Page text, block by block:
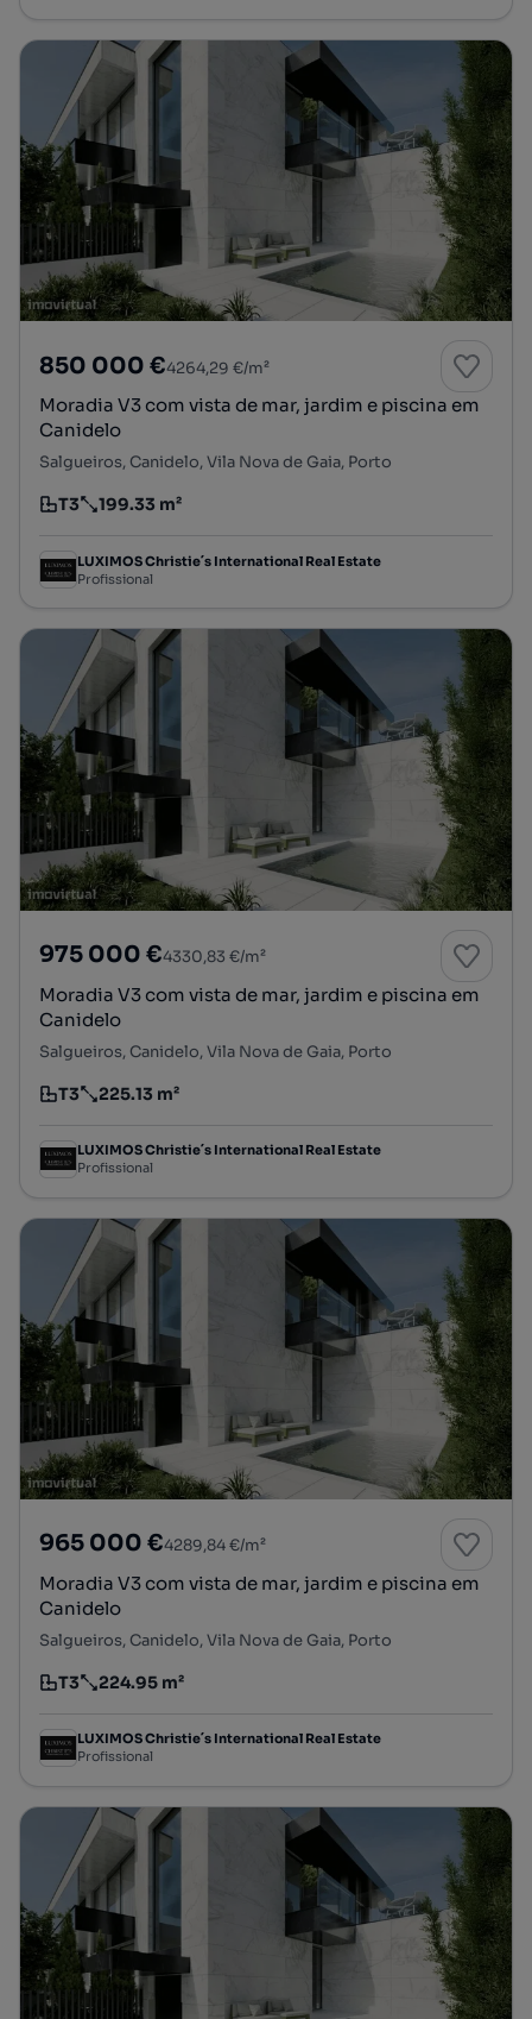
850 000 €4264,29 €/m²
Moradia V3 com vista de mar, jardim e piscina em
Canidelo
Salgueiros, Canidelo, Vila Nova de Gaia, Porto
Tipologia
T3
Preço por metro quadrado
199.33 m²
LUXIMOS Christie´s International Real Estate
Profissional
975 000 €4330,83 €/m²
Moradia V3 com vista de mar, jardim e piscina em
Canidelo
Salgueiros, Canidelo, Vila Nova de Gaia, Porto
Tipologia
T3
Preço por metro quadrado
225.13 m²
LUXIMOS Christie´s International Real Estate
Profissional
965 000 €4289,84 €/m²
Moradia V3 com vista de mar, jardim e piscina em
Canidelo
Salgueiros, Canidelo, Vila Nova de Gaia, Porto
Tipologia
T3
Preço por metro quadrado
224.95 m²
LUXIMOS Christie´s International Real Estate
Profissional